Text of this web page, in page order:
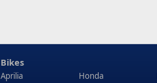
Bikes
Aprilia
Honda